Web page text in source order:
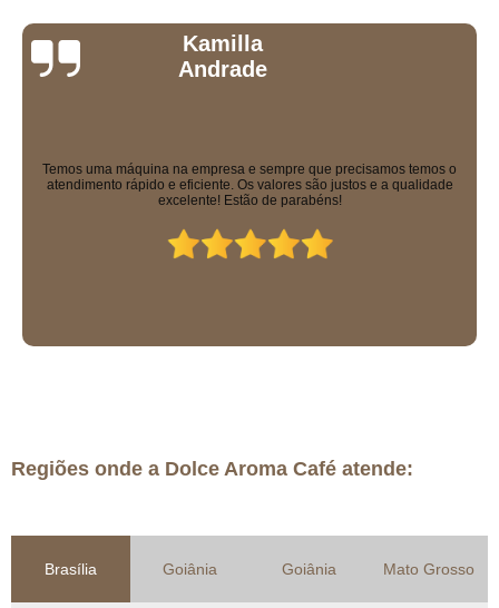
Daniel Milano
Equipe excelente, todos muito educados. Máquinas sensacionais e os
solúveis que eles vendem são uma delícia!
Regiões onde a Dolce Aroma Café atende:
Brasília Goiânia Goiânia Mato Grosso